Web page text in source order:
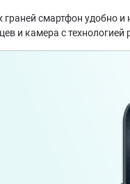
граней смартфон удобно
и камера с